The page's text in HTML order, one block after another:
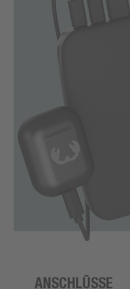
ANSCHLÜSSE